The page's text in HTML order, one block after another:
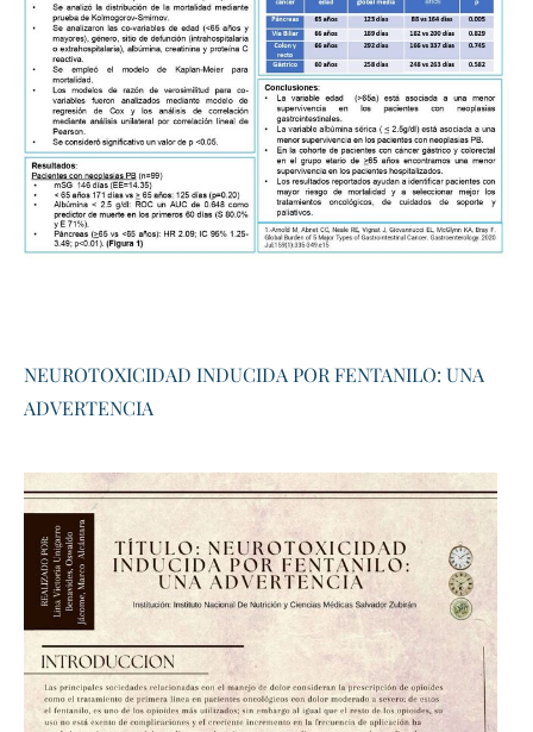
​NEUROTOXICIDAD INDUCIDA POR FENTANILO: UNA
ADVERTENCIA